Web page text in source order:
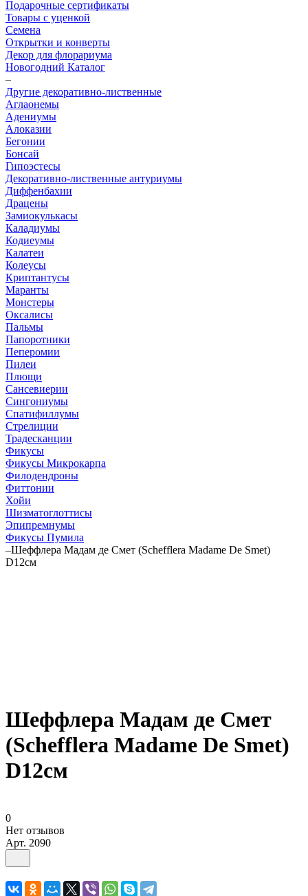
Подарочные сертификаты
Товары с уценкой
Семена
Открытки и конверты
Декор для флорариума
Новогодний Каталог
–
Другие декоративно-лиственные
Аглаонемы
Адениумы
Алоказии
Бегонии
Бонсай
Гипоэстесы
Декоративно-лиственные антуриумы
Диффенбахии
Драцены
Замиокулькасы
Каладиумы
Кодиеумы
Калатеи
Колеусы
Криптантусы
Маранты
Монстеры
Оксалисы
Пальмы
Папоротники
Пеперомии
Пилеи
Плющи
Сансевиерии
Сингониумы
Спатифиллумы
Стрелиции
Традесканции
Фикусы
Фикусы Микрокарпа
Филодендроны
Фиттонии
Хойи
Шизматоглоттисы
Эпипремнумы
Фикусы Пумила
–Шеффлера Мадам де Смет (Schefflera Madame De Smet)
D12см
Шеффлера Мадам де Смет
(Schefflera Madame De Smet)
D12см
0
Нет отзывов
Арт. 2090